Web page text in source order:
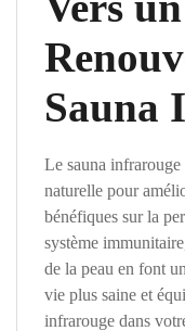
Sauna
Le sauna
naturelle pour
bénéfiques sur la
système
de la peau en font
vie plus saine et
infrarouge dans